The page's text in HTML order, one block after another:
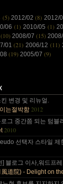
(5) 2012/02(8) 2012/
06(1) 2010/05(1)
(10) 2008/07(15)
01(21) 2006/12(11)
(19) 2005/07 (9)
감사합니다~~.
올림픽도 4년에 한번
음부턴 이런데 돈 들
나이가 드는건가;; 예
변경 및 리뉴얼.
는절박함 2012
그 중간쯤 되는 텀블
2010
선택자 스타일 제
] 블로그 이사,워드프
風道院) - Delight on